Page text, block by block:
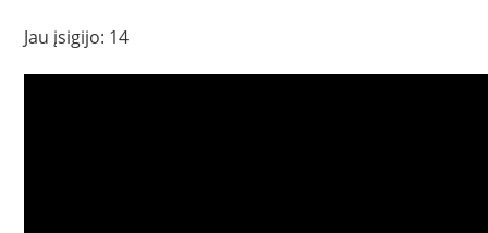
was:
144,00 €.97,00 €.
Jau įsigijo: 14